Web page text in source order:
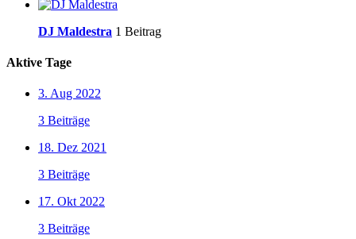
DJ Maldestra 1 Beitrag
Aktive Tage
3. Aug 2022
3 Beiträge
18. Dez 2021
3 Beiträge
17. Okt 2022
3 Beiträge